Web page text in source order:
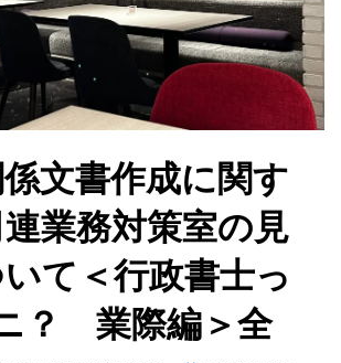
文書作成に関す
業務対策室の見
て＜行政書士っ
？ 業際編＞全